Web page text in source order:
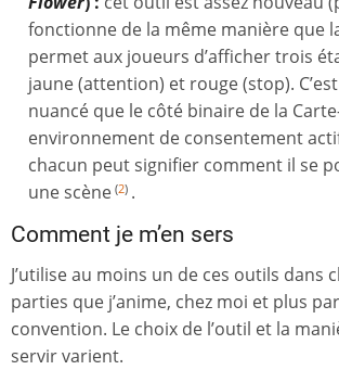
fonctionne de la même manière que
permet aux joueurs d’afficher trois
jaune (attention) et rouge (stop).
nuancé que le côté binaire de la
environnement de consentement
chacun peut signifier comment il se
une scène (2) .
Comment je m’en sers
J’utilise au moins un de ces outils dans
parties que j’anime, chez moi et plus
convention. Le choix de l’outil et la
servir varient.